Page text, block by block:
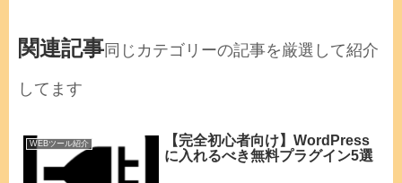
関連記事同じカテゴリーの記事を厳選して紹介
してます
WEBツール紹介
【完全初心者向け】WordPress
に入れるべき無料プラグイン5選